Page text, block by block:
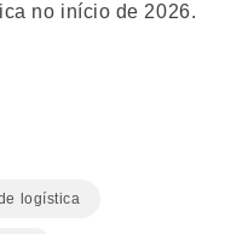
no início de 2026.
logística